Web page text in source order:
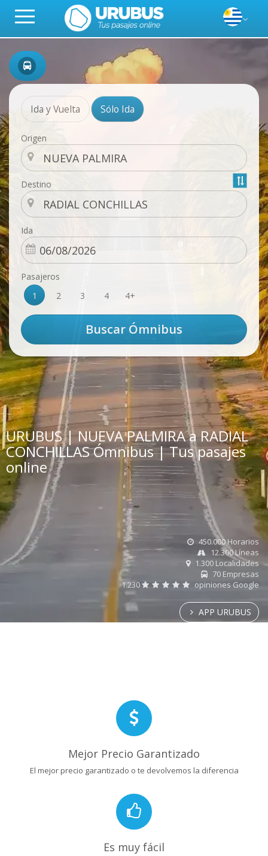
Ida y Vuelta Sólo Ida
Origen
Destino
Ida
Pasajeros
1
2 3 4 4+
URUBUS | NUEVA PALMIRA a RADIAL
CONCHILLAS Ómnibus | Tus pasajes
online
450.000 Horarios
12.300 Líneas
1.300 Localidades
70 Empresas
1.230
opiniones Google
APP URUBUS
Mejor Precio Garantizado
El mejor precio garantizado o te devolvemos la diferencia
Es muy fácil